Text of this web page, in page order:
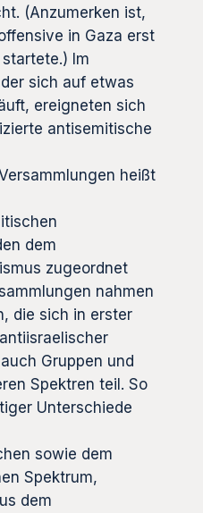
(Anzumerken ist,
in Gaza erst
Im
sich auf etwas
ereigneten sich
antisemitische
heißt
dem
zugeordnet
nahmen
die sich in erster
Gruppen und
Spektren teil. So
Unterschiede
sowie dem
Spektrum,
dem